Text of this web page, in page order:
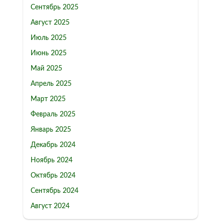
Сентябрь 2025
Август 2025
Июль 2025
Июнь 2025
Май 2025
Апрель 2025
Март 2025
Февраль 2025
Январь 2025
Декабрь 2024
Ноябрь 2024
Октябрь 2024
Сентябрь 2024
Август 2024